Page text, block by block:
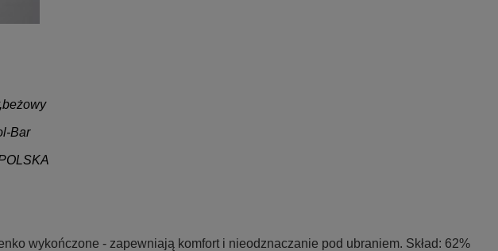
Bar
wykończone - zapewniają komfort i nieodznaczanie pod ubraniem. Skład: 62%